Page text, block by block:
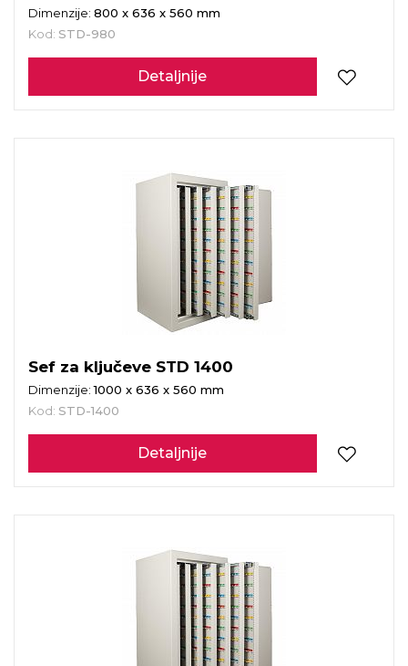
Dimenzije: 800 x 636 x 560 mm
Kod: STD-980
Detaljnije
Sef za ključeve STD 1400
Dimenzije:1000 x 636 x 560 mm
Kod: STD-1400
Detaljnije